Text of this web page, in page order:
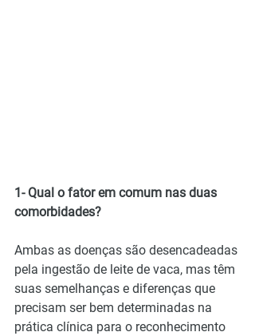
1- Qual o fator em comum nas duas
comorbidades?
Ambas as doenças são desencadeadas
pela ingestão de leite de vaca, mas têm
suas semelhanças e diferenças que
precisam ser bem determinadas na
prática clínica para o reconhecimento